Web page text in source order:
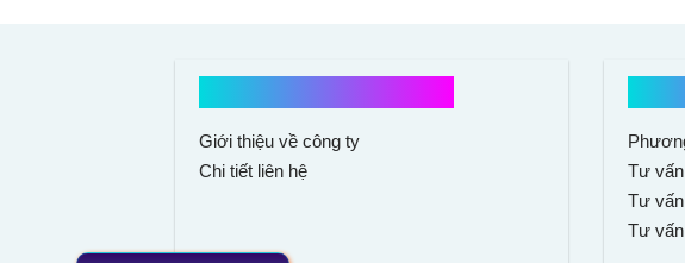
Giới thiệu về công ty
Chi tiết liên hệ
Tư
Tư
Tư